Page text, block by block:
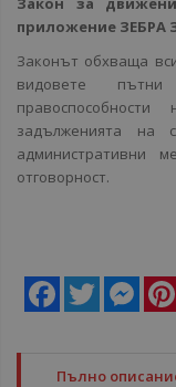
приложение ЗЕБРА
Законът обхваща
видовете пътни
задълженията на
административни
отговорност.
Facebook
Twitter
Пълно